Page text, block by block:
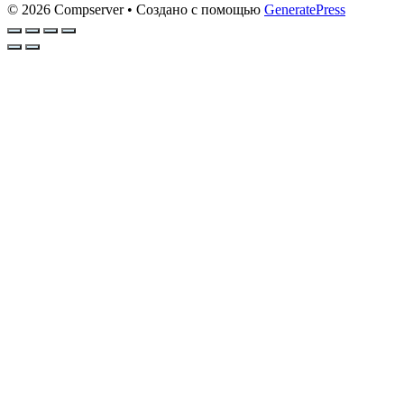
© 2026 Compserver• Создано с помощью GeneratePress